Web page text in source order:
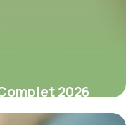
2026